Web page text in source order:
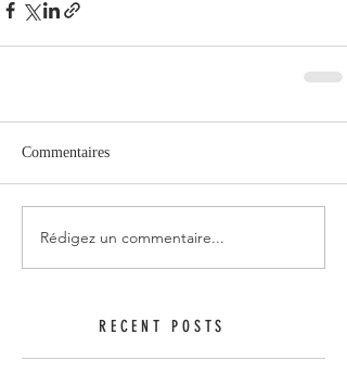
Commentaires
Rédigez un commentaire...
RECENT POSTS